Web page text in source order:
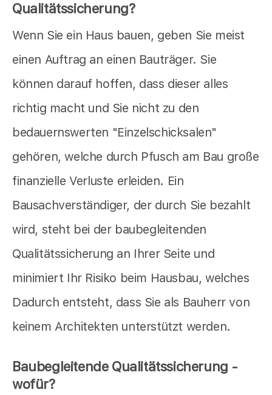
Qualitätssicherung?
Wenn Sie ein Haus bauen, geben Sie meist
einen Auftrag an einen Bauträger. Sie
können darauf hoffen, dass dieser alles
richtig macht und Sie nicht zu den
bedauernswerten "Einzelschicksalen"
gehören, welche durch Pfusch am Bau große
finanzielle Verluste erleiden. Ein
Bausachverständiger, der durch Sie bezahlt
wird, steht bei der baubegleitenden
Qualitätssicherung an Ihrer Seite und
minimiert Ihr Risiko beim Hausbau, welches
Dadurch entsteht, dass Sie als Bauherr von
keinem Architekten unterstützt werden.
Baubegleitende Qualitätssicherung -
wofür?